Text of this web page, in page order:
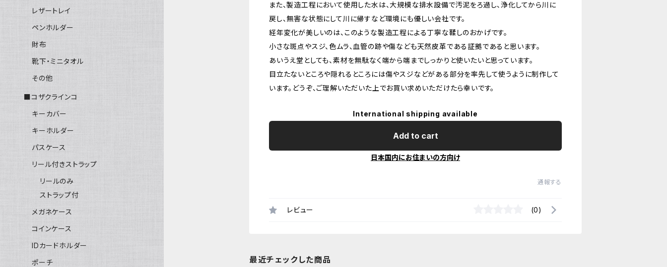
また、製造工程において使用した水は、大規模な排水設備で汚泥をろ過し、浄化してから川に
戻し、無害な状態にして川に帰すなど環境にも優しい会社です。
経年変化が美しいのは、このような製造工程による丁寧な鞣しのおかげです。
小さな斑点やスジ、色ムラ、血管の跡や傷なども天然皮革である証拠であると思います。
あいうえ堂としても、素材を無駄なく端から端までしっかりと使いたいと思っています。
目立たないところや隠れるところには傷やスジなどがある部分を率先して使うように制作して
います。どうぞ、ご理解いただいた上でお買い求めいただけたら幸いです。
International shipping available
Add to cart
日本国内にお住まいの方向け
通報する
レビュー (0)
最近チェックした商品
レザートレイ
ペンホルダー
財布
靴下・ミニタオル
その他
■コザクラインコ
キーカバー
キーホルダー
パスケース
リール付きストラップ
リールのみ
ストラップ付
メガネケース
コインケース
IDカードホルダー
ポーチ